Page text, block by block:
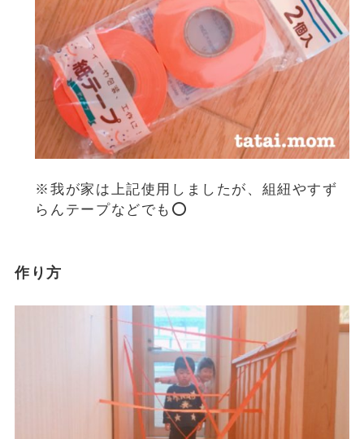
※我が家は上記使用しましたが、組紐やすず
らんテープなどでも⭕️
作り方